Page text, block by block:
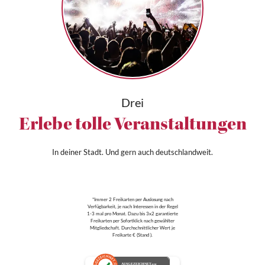
Drei
Erlebe tolle Veranstaltungen
In deiner Stadt. Und gern auch deutschlandweit.
*Immer 2 Freikarten per Auslosung nach
Verfügbarkeit, je nach Interessen in der Regel
1-3 mal pro Monat. Dazu bis 3x2 garantierte
Freikarten per Sofortklick nach gewählter
Mitgliedschaft. Durchschnittlicher Wert je
Freikarte € (Stand ).
AUSGEZEICHNET.org